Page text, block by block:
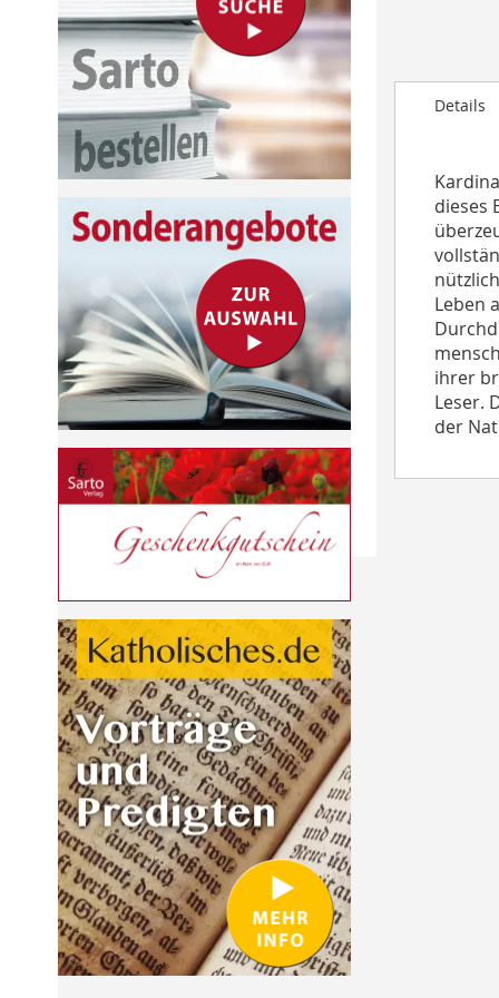
gallery
Details
dieses
Leben
ihrer
Leser.
der